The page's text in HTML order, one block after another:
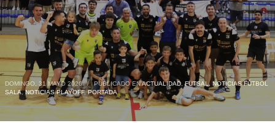
DOMINGO, 31 MAYO 2026 / PUBLICADO ENACTUALIDAD,FUTSAL,NOTICIAS FÚTBOL
SALA,NOTICIAS PLAYOFF,PORTADA